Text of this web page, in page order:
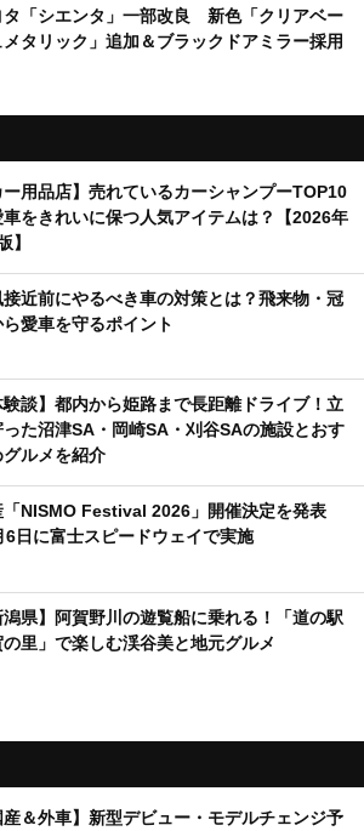
タ「シエンタ」一部改良 新色「クリアベー
メタリック」追加＆ブラックドアミラー採用
ー用品店】売れているカーシャンプーTOP10
車をきれいに保つ人気アイテムは？【2026年
】
接近前にやるべき車の対策とは？飛来物・冠
愛車を守るポイント
験談】都内から姫路まで長距離ドライブ！立
った沼津SA・岡崎SA・刈谷SAの施設とおす
グルメを紹介
「NISMO Festival 2026」開催決定を発表
6日に富士スピードウェイで実施
潟県】阿賀野川の遊覧船に乗れる！「道の駅
の里」で楽しむ渓谷美と地元グルメ
産＆外車】新型デビュー・モデルチェンジ予